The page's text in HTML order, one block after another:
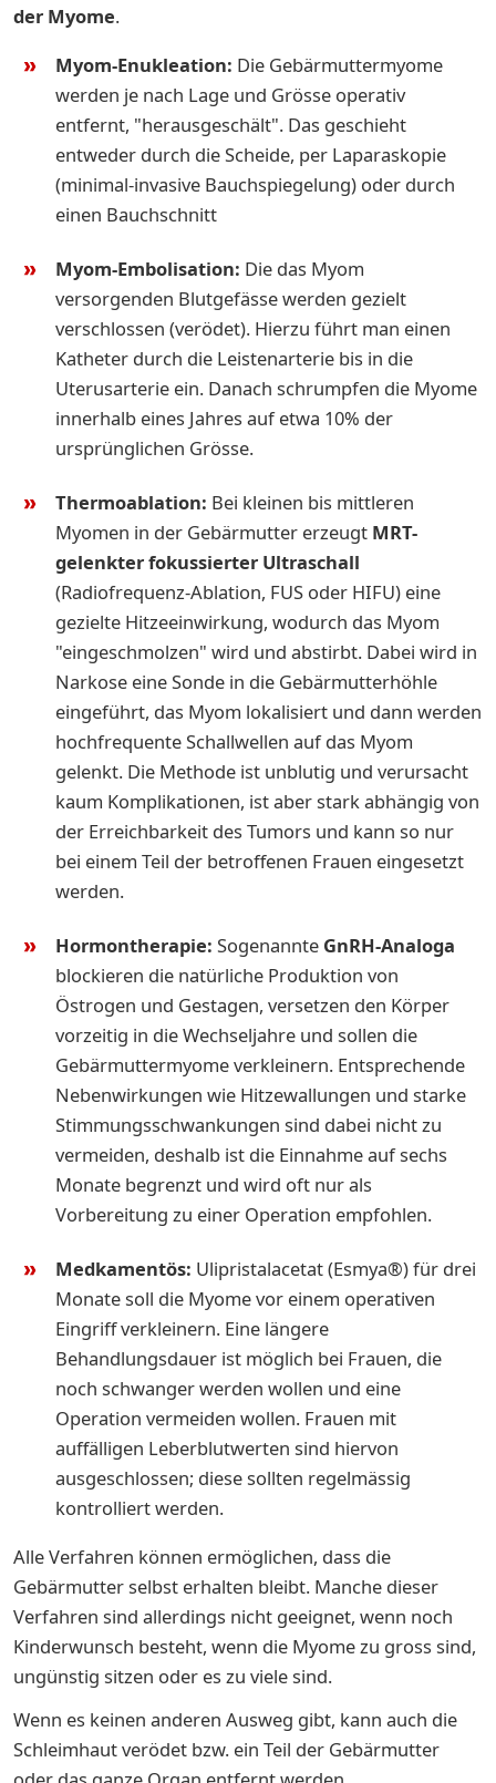
der Myome.
Myom-Enukleation: Die Gebärmuttermyome
werden je nach Lage und Grösse operativ
entfernt, "herausgeschält". Das geschieht
entweder durch die Scheide, per Laparaskopie
(minimal-invasive Bauchspiegelung) oder durch
einen Bauchschnitt
Myom-Embolisation: Die das Myom
versorgenden Blutgefässe werden gezielt
verschlossen (verödet). Hierzu führt man einen
Katheter durch die Leistenarterie bis in die
Uterusarterie ein. Danach schrumpfen die Myome
innerhalb eines Jahres auf etwa 10% der
ursprünglichen Grösse.
Thermoablation: Bei kleinen bis mittleren
Myomen in der Gebärmutter erzeugt MRT-
gelenkter fokussierter Ultraschall
(Radiofrequenz-Ablation, FUS oder HIFU) eine
gezielte Hitzeeinwirkung, wodurch das Myom
"eingeschmolzen" wird und abstirbt. Dabei wird in
Narkose eine Sonde in die Gebärmutterhöhle
eingeführt, das Myom lokalisiert und dann werden
hochfrequente Schallwellen auf das Myom
gelenkt. Die Methode ist unblutig und verursacht
kaum Komplikationen, ist aber stark abhängig von
der Erreichbarkeit des Tumors und kann so nur
bei einem Teil der betroffenen Frauen eingesetzt
werden.
Hormontherapie: Sogenannte GnRH-Analoga
blockieren die natürliche Produktion von
Östrogen und Gestagen, versetzen den Körper
vorzeitig in die Wechseljahre und sollen die
Gebärmuttermyome verkleinern. Entsprechende
Nebenwirkungen wie Hitzewallungen und starke
Stimmungsschwankungen sind dabei nicht zu
vermeiden, deshalb ist die Einnahme auf sechs
Monate begrenzt und wird oft nur als
Vorbereitung zu einer Operation empfohlen.
Medkamentös: Ulipristalacetat (Esmya®) für drei
Monate soll die Myome vor einem operativen
Eingriff verkleinern. Eine längere
Behandlungsdauer ist möglich bei Frauen, die
noch schwanger werden wollen und eine
Operation vermeiden wollen. Frauen mit
auffälligen Leberblutwerten sind hiervon
ausgeschlossen; diese sollten regelmässig
kontrolliert werden.
Alle Verfahren können ermöglichen, dass die
Gebärmutter selbst erhalten bleibt. Manche dieser
Verfahren sind allerdings nicht geeignet, wenn noch
Kinderwunsch besteht, wenn die Myome zu gross sind,
ungünstig sitzen oder es zu viele sind.
Wenn es keinen anderen Ausweg gibt, kann auch die
Schleimhaut verödet bzw. ein Teil der Gebärmutter